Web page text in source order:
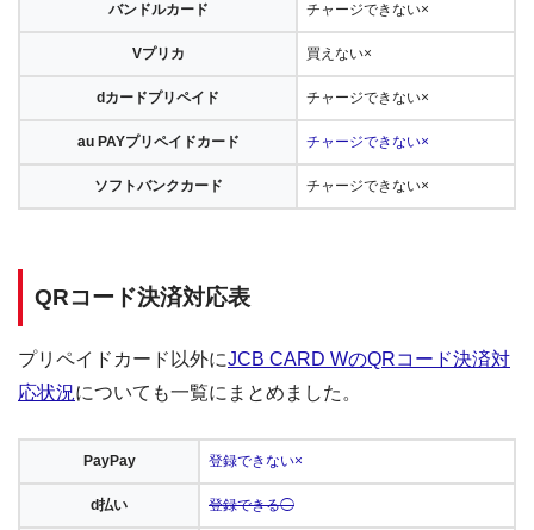
バンドルカード チャージできない×
Vプリカ 買えない×
dカードプリペイド チャージできない×
au PAYプリペイドカード チャージできない×
ソフトバンクカード チャージできない×
QRコード決済対応表
プリペイドカード以外にJCB CARD WのQRコード決済対
応状況についても一覧にまとめました。
PayPay 登録できない×
d払い 登録できる◯